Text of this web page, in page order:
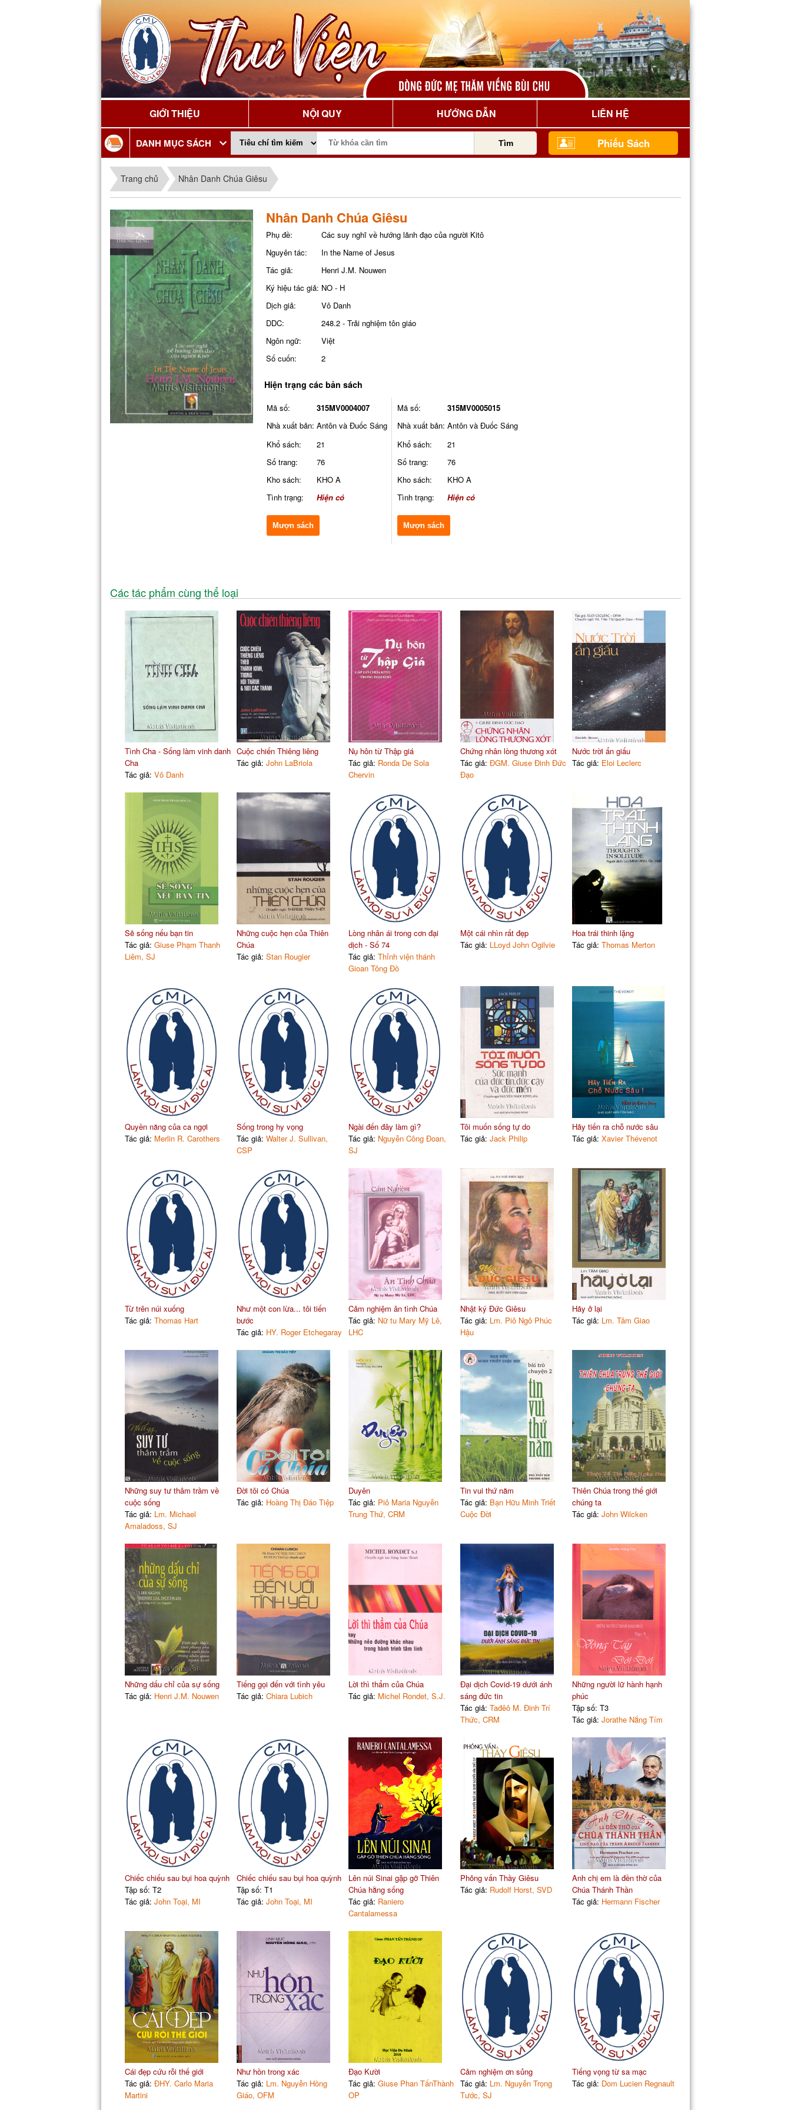
GIỚI THIỆU NỘI QUY HƯỚNG DẪN LIÊN HỆ
DANH MỤC SÁCH Tìm Phiếu Sách
Trang chủ Nhân Danh Chúa Giêsu
Nhân Danh Chúa Giêsu
Phụ đề:
Các suy nghĩ về hướng lãnh đạo của người Kitô
Nguyên tác:
In the Name of Jesus
Tác giả:
Henri J.M. Nouwen
Ký hiệu tác giả: NO - H
Dịch giả:
Vô Danh
DDC:
248.2 - Trải nghiệm tôn giáo
Ngôn ngữ:
Việt
Số cuốn:
2
Hiện trạng các bản sách
Mã số:
315MV0004007
Nhà xuất bản: Antôn và Đuốc Sáng
Khổ sách:
21
Số trang:
76
Kho sách:
KHO A
Tình trạng:
Hiện có
Mượn sách
Mã số:
315MV0005015
Nhà xuất bản: Antôn và Đuốc Sáng
Khổ sách:
21
Số trang:
76
Kho sách:
KHO A
Tình trạng:
Hiện có
Mượn sách
Các tác phẩm cùng thể loại
Tình Cha - Sống làm vinh danh
Cha
Tác giả: Vô Danh
Cuộc chiến Thiêng liêng
Tác giả: John LaBriola
Nụ hôn từ Thập giá
Tác giả: Ronda De Sola
Chervin
Chứng nhân lòng thương xót
Tác giả: ĐGM. Giuse Đinh Đức
Đạo
Nước trời ẩn giấu
Tác giả: Eloi Leclerc
Sẽ sống nếu bạn tin
Tác giả: Giuse Phạm Thanh
Liêm, SJ
Những cuộc hẹn của Thiên
Chúa
Tác giả: Stan Rougier
Lòng nhân ái trong cơn đại
dịch - Số 74
Tác giả: Thỉnh viện thánh
Gioan Tông Đồ
Một cái nhìn rất đẹp
Tác giả: LLoyd John Ogilvie
Hoa trái thinh lặng
Tác giả: Thomas Merton
Quyền năng của ca ngợi
Tác giả: Merlin R. Carothers
Sống trong hy vọng
Tác giả: Walter J. Sullivan,
CSP
Ngài đến đây làm gì?
Tác giả: Nguyễn Công Đoan,
SJ
Tôi muốn sống tự do
Tác giả: Jack Philip
Hãy tiến ra chỗ nước sâu
Tác giả: Xavier Thévenot
Từ trên núi xuống
Tác giả: Thomas Hart
Như một con lừa... tôi tiến
bước
Tác giả: HY. Roger Etchegaray
Cảm nghiệm ân tình Chúa
Tác giả: Nữ tu Mary Mỹ Lê,
LHC
Nhật ký Đức Giêsu
Tác giả: Lm. Piô Ngô Phúc
Hậu
Hãy ở lại
Tác giả: Lm. Tâm Giao
Những suy tư thâm trầm về
cuộc sống
Tác giả: Lm. Michael
Amaladoss, SJ
Đời tôi có Chúa
Tác giả: Hoàng Thị Đáo Tiệp
Duyên
Tác giả: Piô Maria Nguyễn
Trung Thứ, CRM
Tin vui thứ năm
Tác giả: Bạn Hữu Minh Triết
Cuộc Đời
Thiên Chúa trong thế giới
chúng ta
Tác giả: John Wilcken
Những dấu chỉ của sự sống
Tác giả: Henri J.M. Nouwen
Tiếng gọi đến với tình yêu
Tác giả: Chiara Lubich
Lời thì thẩm của Chúa
Tác giả: Michel Rondet, S.J.
Đại dịch Covid-19 dưới ánh
sáng đức tin
Tác giả: Tađêô M. Đinh Trí
Thức, CRM
Những người lữ hành hạnh
phúc
Tập số: T3
Tác giả: Jorathe Nắng Tím
Chiếc chiếu sau bụi hoa quỳnh
Tập số: T2
Tác giả: John Toại, MI
Chiếc chiếu sau bụi hoa quỳnh
Tập số: T1
Tác giả: John Toại, MI
Lên núi Sinai gặp gỡ Thiên
Chúa hằng sống
Tác giả: Raniero
Cantalamessa
Phỏng vấn Thầy Giêsu
Tác giả: Rudolf Horst, SVD
Anh chị em là đền thờ của
Chúa Thánh Thần
Tác giả: Hermann Fischer
Cái đẹp cứu rỗi thế giới
Tác giả: ĐHY. Carlo Maria
Martini
Như hồn trong xác
Tác giả: Lm. Nguyễn Hồng
Giáo, OFM
Đạo Kười
Tác giả: Giuse Phan TấnThành
OP
Cảm nghiệm ơn sủng
Tác giả: Lm. Nguyễn Trọng
Tước, SJ
Tiếng vọng từ sa mạc
Tác giả: Dom Lucien Regnault